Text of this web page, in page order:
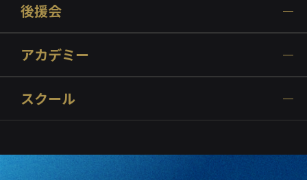
後援会
アカデミー
スクール